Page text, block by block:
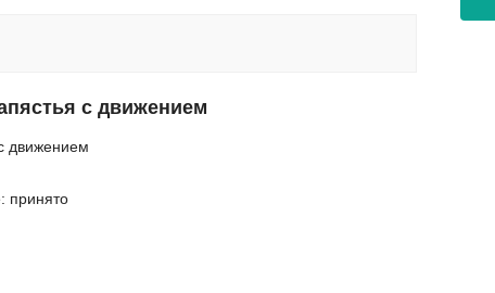
с движением
движением
принято